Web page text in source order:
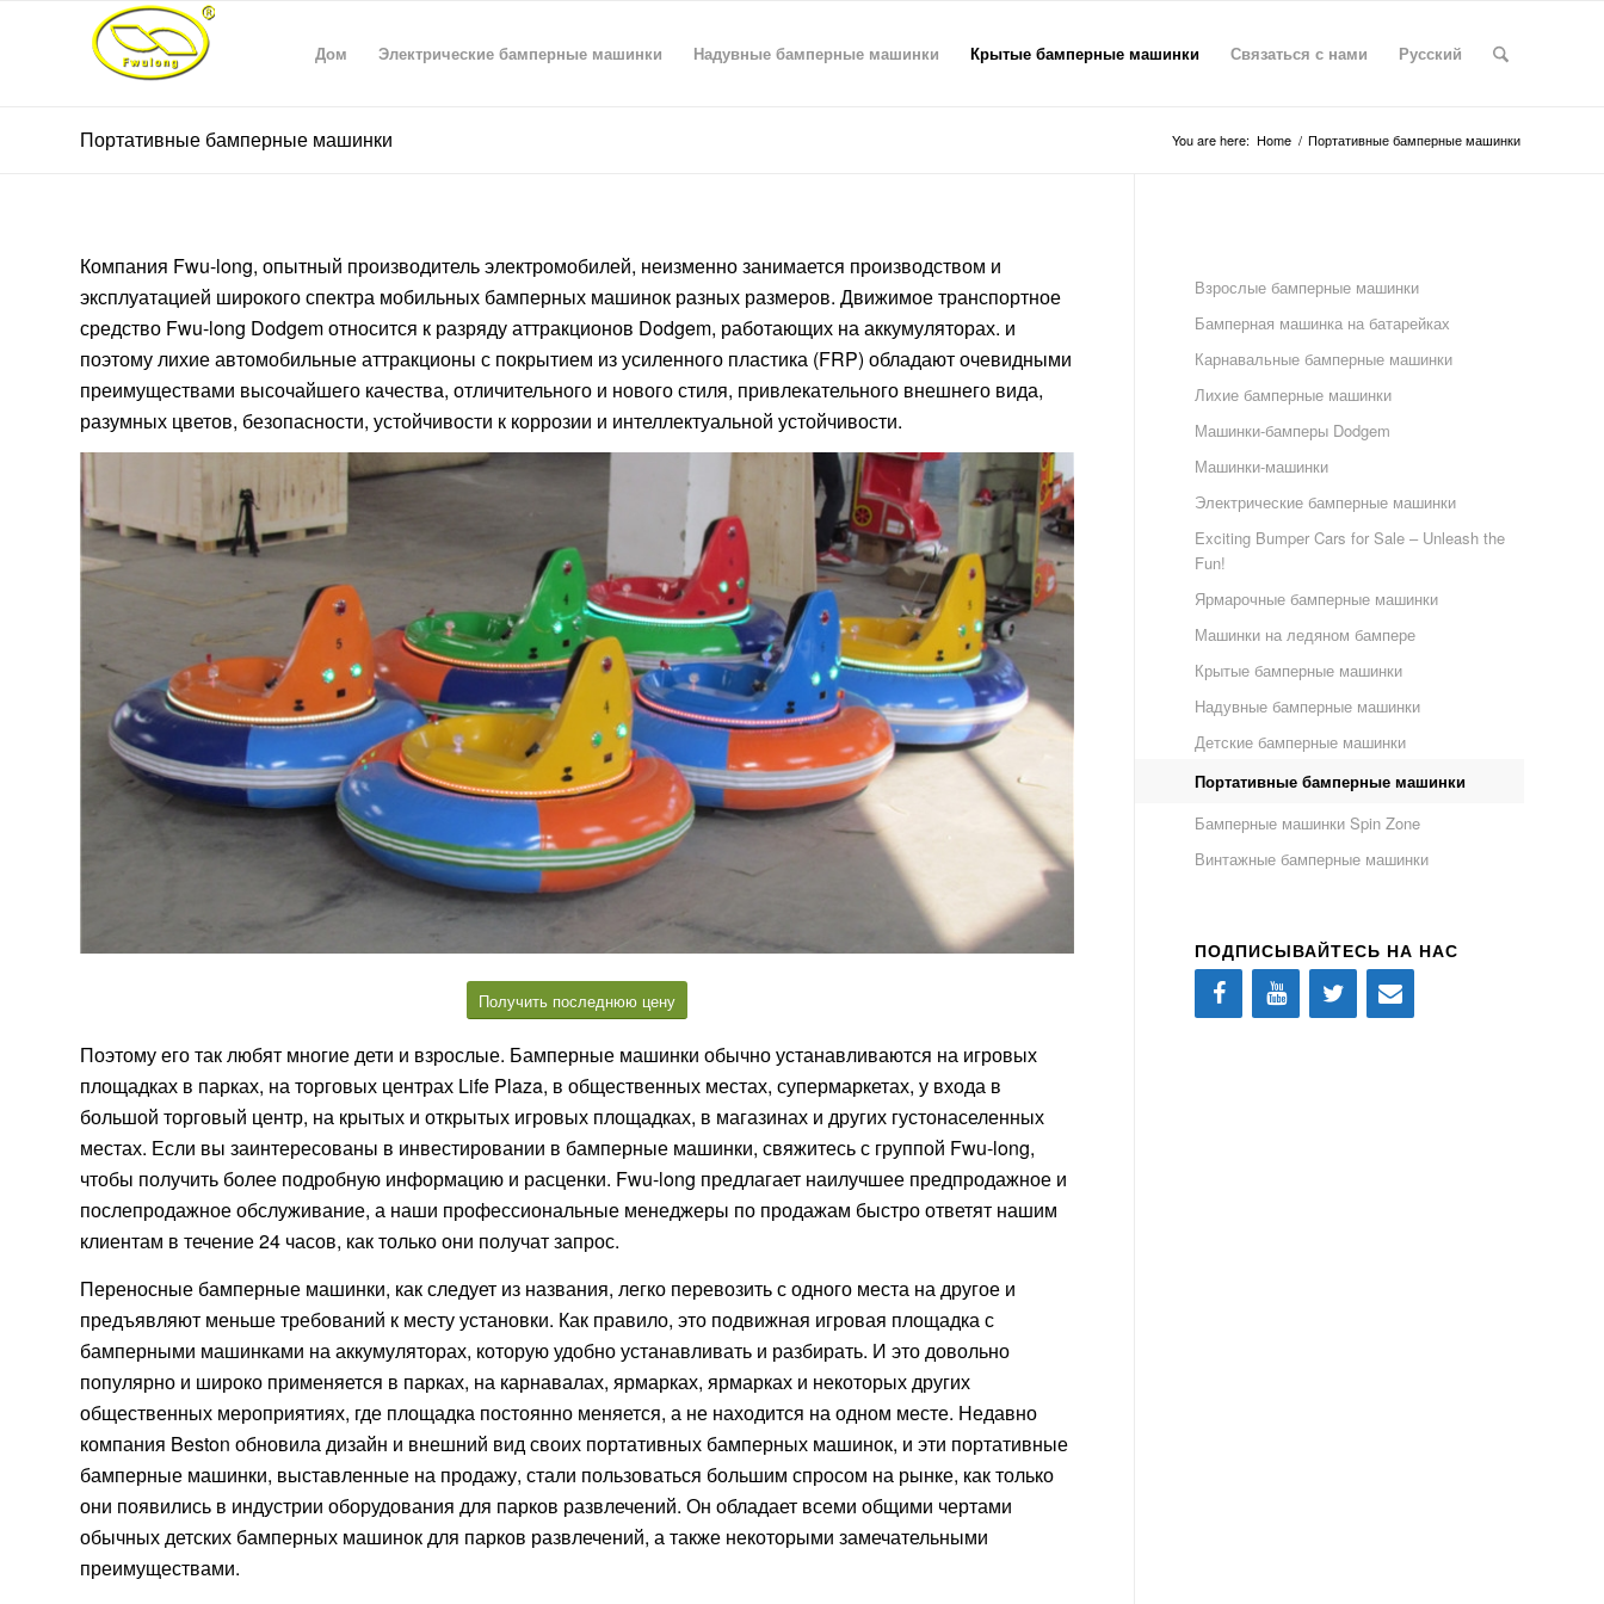
Дом Электрические бамперные машинки Надувные бамперные машинки Крытые бамперные машинки Связаться с нами Русский
Портативные бамперные машинки You are here: Home / Портативные бамперные машинки
Компания Fwu-long, опытный производитель электромобилей, неизменно занимается производством и
эксплуатацией широкого спектра мобильных бамперных машинок разных размеров. Движимое транспортное
средство Fwu-long Dodgem относится к разряду аттракционов Dodgem, работающих на аккумуляторах. и
поэтому лихие автомобильные аттракционы с покрытием из усиленного пластика (FRP) обладают очевидными
преимуществами высочайшего качества, отличительного и нового стиля, привлекательного внешнего вида,
разумных цветов, безопасности, устойчивости к коррозии и интеллектуальной устойчивости.
Получить последнюю цену
Поэтому его так любят многие дети и взрослые. Бамперные машинки обычно устанавливаются на игровых
площадках в парках, на торговых центрах Life Plaza, в общественных местах, супермаркетах, у входа в
большой торговый центр, на крытых и открытых игровых площадках, в магазинах и других густонаселенных
местах. Если вы заинтересованы в инвестировании в бамперные машинки, свяжитесь с группой Fwu-long,
чтобы получить более подробную информацию и расценки. Fwu-long предлагает наилучшее предпродажное и
послепродажное обслуживание, а наши профессиональные менеджеры по продажам быстро ответят нашим
клиентам в течение 24 часов, как только они получат запрос.
Переносные бамперные машинки, как следует из названия, легко перевозить с одного места на другое и
предъявляют меньше требований к месту установки. Как правило, это подвижная игровая площадка с
бамперными машинками на аккумуляторах, которую удобно устанавливать и разбирать. И это довольно
популярно и широко применяется в парках, на карнавалах, ярмарках, ярмарках и некоторых других
общественных мероприятиях, где площадка постоянно меняется, а не находится на одном месте. Недавно
компания Beston обновила дизайн и внешний вид своих портативных бамперных машинок, и эти портативные
бамперные машинки, выставленные на продажу, стали пользоваться большим спросом на рынке, как только
они появились в индустрии оборудования для парков развлечений. Он обладает всеми общими чертами
обычных детских бамперных машинок для парков развлечений, а также некоторыми замечательными
преимуществами.
Взрослые бамперные машинки
Бамперная машинка на батарейках
Карнавальные бамперные машинки
Лихие бамперные машинки
Машинки-бамперы Dodgem
Машинки-машинки
Электрические бамперные машинки
Exciting Bumper Cars for Sale – Unleash the
Fun!
Ярмарочные бамперные машинки
Машинки на ледяном бампере
Крытые бамперные машинки
Надувные бамперные машинки
Детские бамперные машинки
Портативные бамперные машинки
Бамперные машинки Spin Zone
Винтажные бамперные машинки
ПОДПИСЫВАЙТЕСЬ НА НАС